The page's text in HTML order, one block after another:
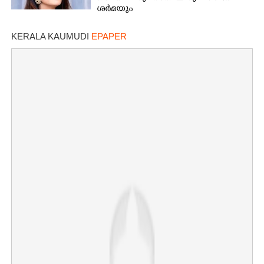
ശർമയും
KERALA KAUMUDI EPAPER